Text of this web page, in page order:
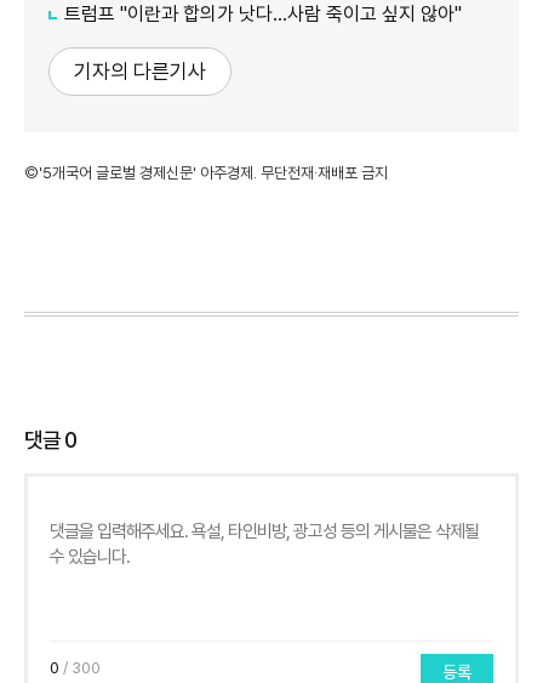
트럼프 "이란과 합의가 낫다…사람 죽이고 싶지 않아"
기자의 다른기사
©'5개국어 글로벌 경제신문' 아주경제. 무단전재·재배포 금지
댓글0
0 / 300 등록